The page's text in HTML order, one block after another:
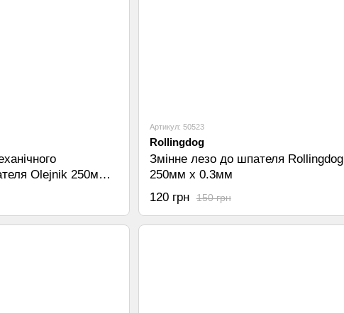
Olejnik 250мм х
Артикул: 50523
Rollingdog
Змінне лезо до шпателя Rollingdog
250мм x 0.3мм
150 грн
120 грн